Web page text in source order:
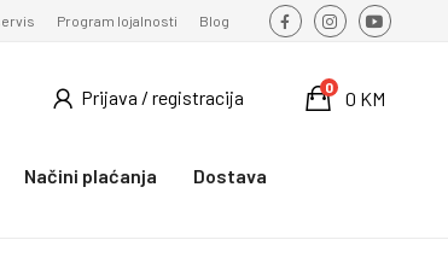
Program lojalnosti Blog
Prijava / registracija 0 KM
0
Načini plaćanja Dostava